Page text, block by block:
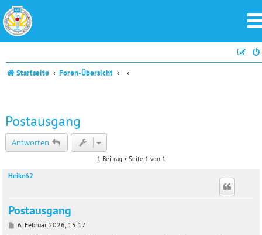
Startseite Foren-Übersicht
Postausgang
Antworten
1 Beitrag • Seite 1 von 1
Heike62
Postausgang
B6. Februar 2026, 15:17